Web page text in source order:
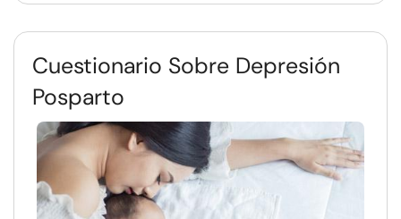
Cuestionario Sobre Depresión
Posparto